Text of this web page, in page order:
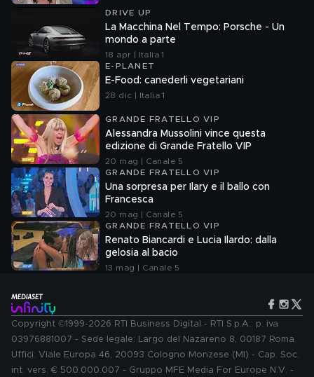
DRIVE UP
La Macchina Nel Tempo: Porsche - Un
mondo a parte
18 apr | Italia 1
E-PLANET
E-Food: canederli vegetariani
28 dic | Italia 1
GRANDE FRATELLO VIP
Alessandra Mussolini vince questa
edizione di Grande Fratello VIP
20 mag | Canale 5
GRANDE FRATELLO VIP
Una sorpresa per Ilary e il ballo con
Francesca
20 mag | Canale 5
GRANDE FRATELLO VIP
Renato Biancardi e Lucia Ilardo: dalla
gelosia al bacio
13 mag | Canale 5
Copyright ©1999-2026 RTI Business Digital - RTI S.p.A.: p. iva
03976881007 - Sede legale: Largo del Nazareno 8, 00187 Roma.
Uffici: Viale Europa 46, 20093 Cologno Monzese (MI) - Cap. Soc.
int. vers. € 500.000.007 - Gruppo MFE Media For Europe N.V. -